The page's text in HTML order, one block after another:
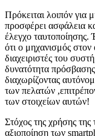
Πρόκειται λοιπόν για
προσφέρει ασφάλεια
έλεγχο ταυτοποίησης.
ότι ο μηχανισμός στον
διαχειριστές του
δυνατότητα
διαχωρίζοντας
των πελατών
των στοιχείων αυτών!
Στόχος της χρήσης
αξιοποίηση των